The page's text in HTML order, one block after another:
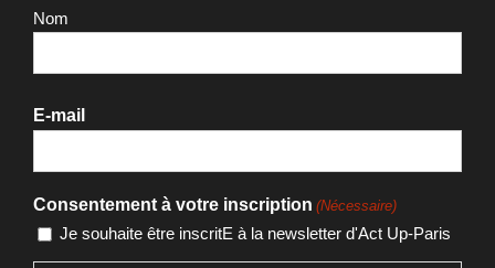
Nom
E-mail
Consentement à votre inscription (Nécessaire)
Je souhaite être inscritE à la newsletter d'Act Up-Paris